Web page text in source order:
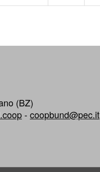
(BZ)
- coopbund@pec.it